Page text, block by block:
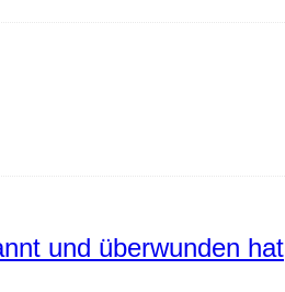
und überwunden hat